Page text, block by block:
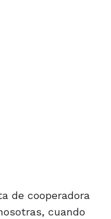
de cooperadora
cuando